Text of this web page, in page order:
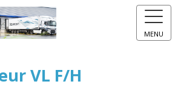
MENU
VL F/H